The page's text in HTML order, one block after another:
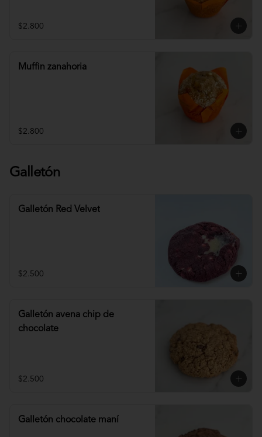
$2.800
Muffin zanahoria
$2.800
Galletón
Galletón Red Velvet
$2.500
Galletón avena chip de
chocolate
$2.500
Galletón chocolate maní